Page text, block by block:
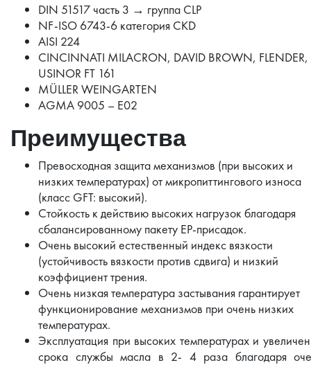
DIN 51517 часть 3 → группа CLP
NF-ISO 6743-6 категория CKD
AISI 224
CINCINNATI MILACRON, DAVID BROWN, FLENDER,
USINOR FT 161
MÜLLER WEINGARTEN
AGMA 9005 – E02
Преимущества
Превосходная защита механизмов (при высоких и
низких температурах) от микропиттингового износа
(класс GFT: высокий).
Стойкость к действию высоких нагрузок благодаря
сбалансированному пакету ЕР-присадок.
Очень высокий естественный индекс вязкости
(устойчивость вязкости против сдвига) и низкий
коэффициент трения.
Очень низкая температура застывания гарантирует
функционирование механизмов при очень низких
температурах.
Эксплуатация при высоких температурах и
срока службы масла в 2- 4 раза благодаря